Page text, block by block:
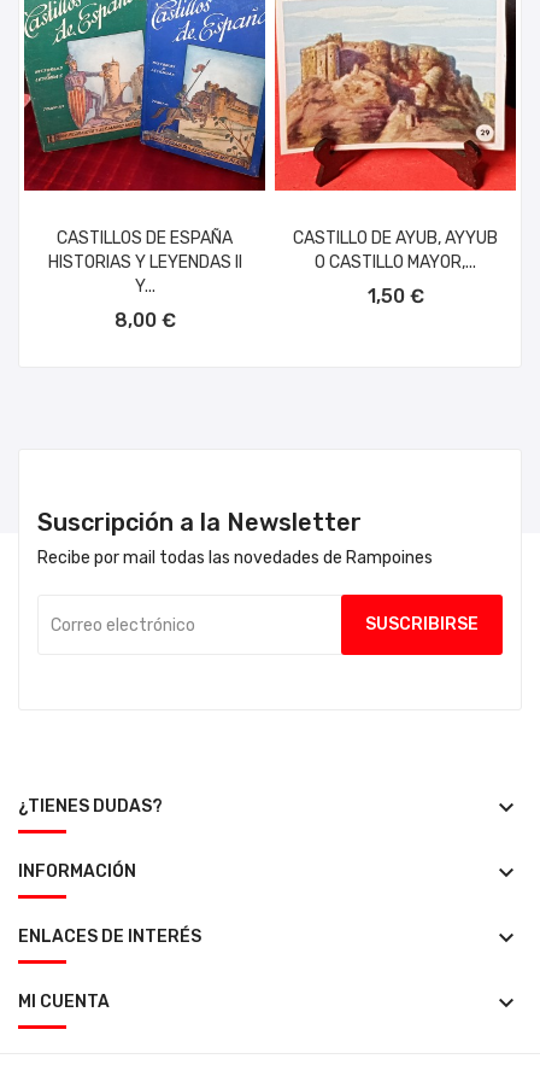
CASTILLOS DE ESPAÑA
HISTORIAS Y LEYENDAS II
Y...
8,00 €
CASTILLO DE AYUB, AYYUB
O CASTILLO MAYOR,...
1,50 €
Suscripción a la Newsletter
Recibe por mail todas las novedades de Rampoines
¿TIENES DUDAS? keyboard_arrow_down
INFORMACIÓN keyboard_arrow_down
ENLACES DE INTERÉS keyboard_arrow_down
MI CUENTA keyboard_arrow_down